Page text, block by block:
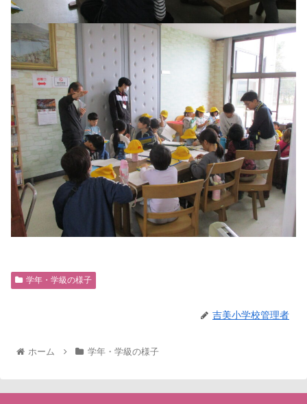
学年・学級の様子
吉美小学校管理者
ホーム 学年・学級の様子